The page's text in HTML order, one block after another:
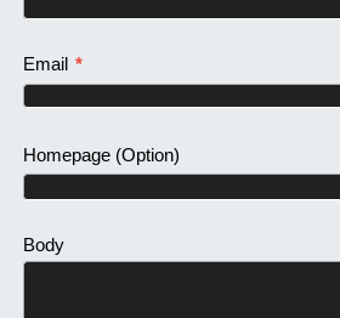
Email *
Homepage(Option)
Body